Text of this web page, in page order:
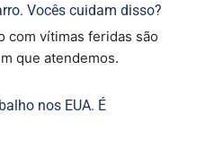
Vocês cuidam disso?
com vítimas feridas são
que atendemos.
nos EUA. É